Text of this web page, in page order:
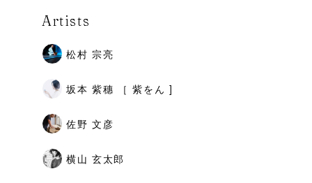
Artists
松村 宗亮
坂本 紫穗 ［ 紫をん ]
佐野 文彦
横山 玄太郎